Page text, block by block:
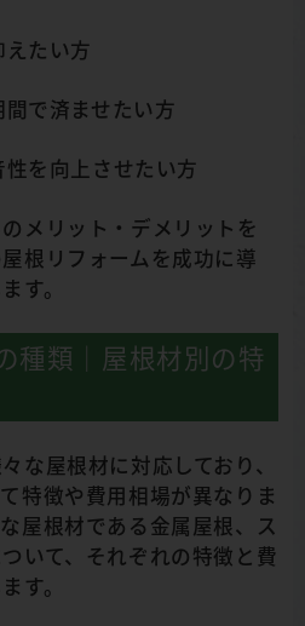
たい方
で済ませたい方
を向上させたい方
メリット・デメリットを
根リフォームを成功に導
す。
種類｜屋根材別の特
な屋根材に対応しており、
特徴や費用相場が異なりま
屋根材である金属屋根、ス
いて、それぞれの特徴と費
す。